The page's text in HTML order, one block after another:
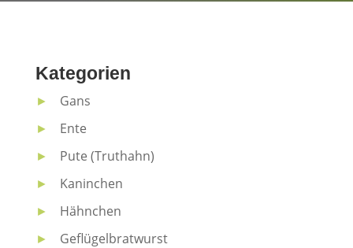
Kategorien
►
Gans
►
Ente
►
Pute (Truthahn)
►
Kaninchen
►
Hähnchen
►
Geflügelbratwurst